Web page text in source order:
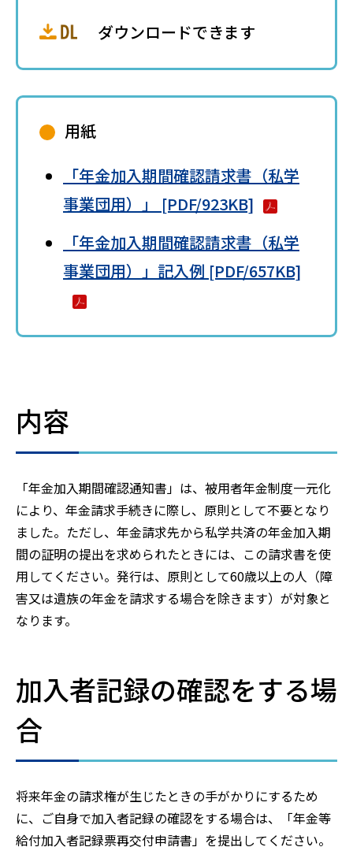
ダウンロードできます
用紙
「年金加入期間確認請求書（私学
事業団用）」 [PDF/923KB]
「年金加入期間確認請求書（私学
事業団用）」記入例 [PDF/657KB]
内容
「年金加入期間確認通知書」は、被用者年金制度一元化
により、年金請求手続きに際し、原則として不要となり
ました。ただし、年金請求先から私学共済の年金加入期
間の証明の提出を求められたときには、この請求書を使
用してください。発行は、原則として60歳以上の人（障
害又は遺族の年金を請求する場合を除きます）が対象と
なります。
加入者記録の確認をする場
合
将来年金の請求権が生じたときの手がかりにするため
に、ご自身で加入者記録の確認をする場合は、「年金等
給付加入者記録票再交付申請書」を提出してください。